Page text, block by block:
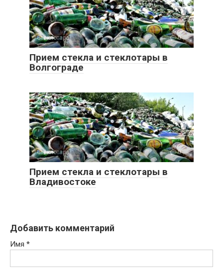
Стеклотара 0
Прием стекла и стеклотары в
Волгограде
Стеклотара 0
Прием стекла и стеклотары в
Владивостоке
Добавить комментарий
Имя *